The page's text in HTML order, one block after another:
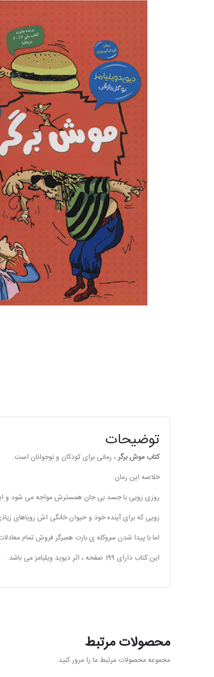
توضیحات
کتاب موش برگر، رمانی برای کودکان و نوجوانان است.
خلاصه این رمان:
روزی زویی با جسد بی جان همسترش مواجه می شود و
زویی که برای آینده خود و حیوان خانگی اش رویاهای
اما با پیدا شدن سروکله ی بارت همبرگر فروش تمام
این کتاب دارای 199 صفحه ، اثر دیوید ویلیامز می باشد.
محصولات مرتبط
مجموعه محصولات مرتبط ما را مرور کنید.